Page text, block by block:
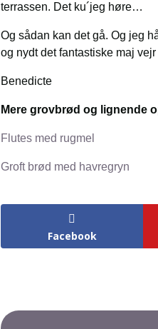
terrassen. Det ku´jeg høre…
Og sådan kan det gå. Og jeg
og nydt det fantastiske maj vejr
Benedicte
Mere grovbrød og lignende
Flutes med rugmel
Groft brød med havregryn
Facebook